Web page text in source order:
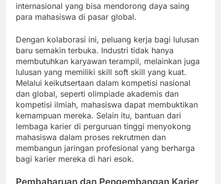
internasional yang bisa mendorong daya saing
para mahasiswa di pasar global.
Dengan kolaborasi ini, peluang kerja bagi lulusan
baru semakin terbuka. Industri tidak hanya
membutuhkan karyawan terampil, melainkan juga
lulusan yang memiliki skill soft skill yang kuat.
Melalui keikutsertaan dalam kompetisi nasional
dan global, seperti olimpiade akademis dan
kompetisi ilmiah, mahasiswa dapat membuktikan
kemampuan mereka. Selain itu, bantuan dari
lembaga karier di perguruan tinggi menyokong
mahasiswa dalam proses rekrutmen dan
membangun jaringan profesional yang berharga
bagi karier mereka di hari esok.